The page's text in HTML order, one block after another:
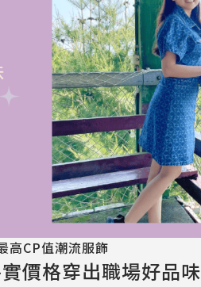
高CP值潮流服飾
價格穿出職場好品味